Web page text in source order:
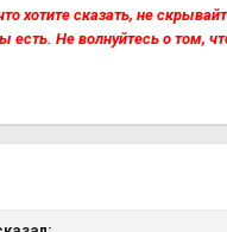
хотите сказать, не
Не волнуйтесь о том,